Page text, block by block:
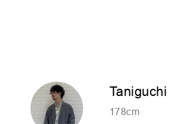
Taniguchi
178cm